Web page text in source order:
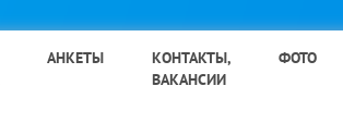
АНКЕТЫ
КОНТАКТЫ,
ВАКАНСИИ
ФОТО